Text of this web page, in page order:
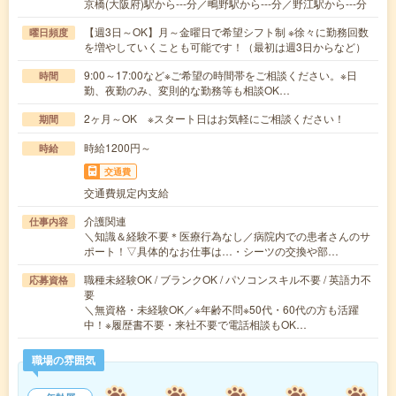
京橋(大阪府)駅から---分／鴫野駅から---分／野江駅から---分
曜日頻度
【週3日～OK】月～金曜日で希望シフト制 ※徐々に勤務回数
を増やしていくことも可能です！（最初は週3日からなど）
時間
9:00～17:00など※ご希望の時間帯をご相談ください。※日
勤、夜勤のみ、変則的な勤務等も相談OK…
期間 2ヶ月～OK ※スタート日はお気軽にご相談ください！
時給 時給1200円～
交通費
交通費規定内支給
仕事内容
介護関連
＼知識＆経験不要＊医療行為なし／病院内での患者さんのサ
ポート！▽具体的なお仕事は…・シーツの交換や部…
応募資格
職種未経験OK / ブランクOK / パソコンスキル不要 / 英語力不
要
＼無資格・未経験OK／※年齢不問※50代・60代の方も活躍
中！※履歴書不要・来社不要で電話相談もOK…
職場の雰囲気